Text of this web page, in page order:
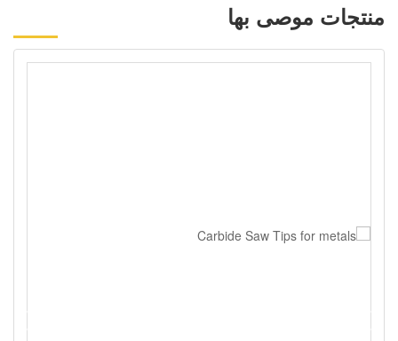
منتجات موصى بها